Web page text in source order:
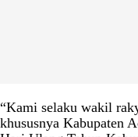
“Kami selaku wakil
khususnya Kabupaten